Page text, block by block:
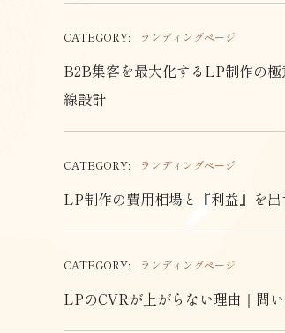
CATEGORY: ランディングページ
B2B集客を最大化するLP制作の
線設計
CATEGORY: ランディングページ
LP制作の費用相場と『利益』を
CATEGORY: ランディングページ
LPのCVRが上がらない理由｜問